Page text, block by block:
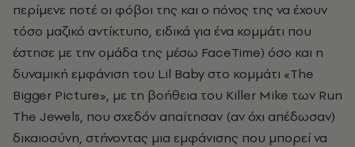
περίμενε ποτέ οι φόβοι της και ο πόνος της να έχουν
τόσο μαζικό αντίκτυπο, ειδικά για ένα κομμάτι που
έστησε με την ομάδα της μέσω FaceTime) όσο και η
δυναμική εμφάνιση του Lil Baby στο κομμάτι «The
Bigger Picture», με τη βοήθεια του Killer Mike των Run
The Jewels, που σχεδόν απαίτησαν (αν όχι απέδωσαν)
δικαιοσύνη, στήνοντας μια εμφάνισης που μπορεί να